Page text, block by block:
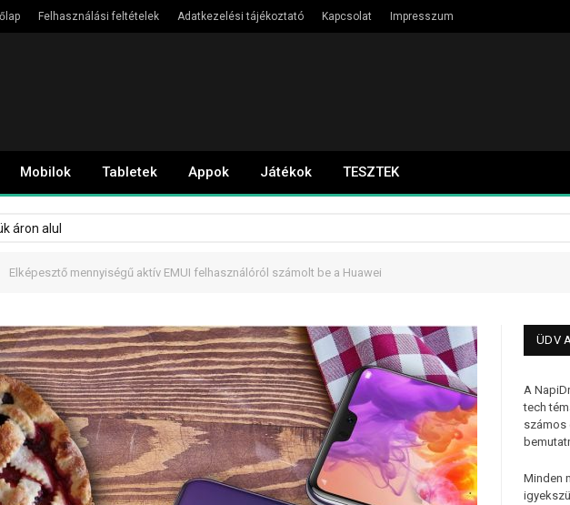
Felhasználási feltételek Adatkezelési tájékoztató Kapcsolat Impresszum
Mobilok Tabletek Appok Játékok TESZTEK
áron alul
Elképesztő mennyiségű aktív EMUI felhasználóról számolt be a Huawei
ÜDV
A
tech
számos
Minden